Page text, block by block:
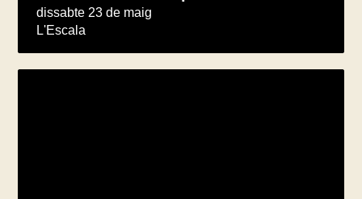
dissabte 23 de maig
L'Escala